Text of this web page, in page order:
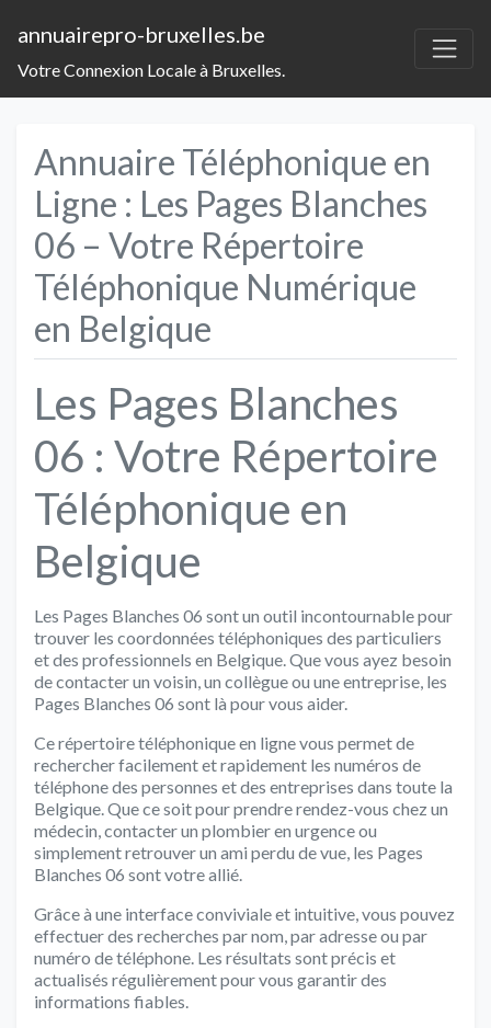
annuairepro-bruxelles.be
Votre Connexion Locale à Bruxelles.
Annuaire Téléphonique en
Ligne : Les Pages Blanches
06 – Votre Répertoire
Téléphonique Numérique
en Belgique
Les Pages Blanches
06 : Votre Répertoire
Téléphonique en
Belgique
Les Pages Blanches 06 sont un outil incontournable pour
trouver les coordonnées téléphoniques des particuliers
et des professionnels en Belgique. Que vous ayez besoin
de contacter un voisin, un collègue ou une entreprise, les
Pages Blanches 06 sont là pour vous aider.
Ce répertoire téléphonique en ligne vous permet de
rechercher facilement et rapidement les numéros de
téléphone des personnes et des entreprises dans toute la
Belgique. Que ce soit pour prendre rendez-vous chez un
médecin, contacter un plombier en urgence ou
simplement retrouver un ami perdu de vue, les Pages
Blanches 06 sont votre allié.
Grâce à une interface conviviale et intuitive, vous pouvez
effectuer des recherches par nom, par adresse ou par
numéro de téléphone. Les résultats sont précis et
actualisés régulièrement pour vous garantir des
informations fiables.